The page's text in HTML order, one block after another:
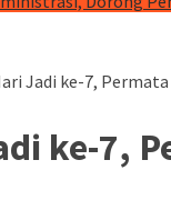
Jadi ke-7,
ke-7,